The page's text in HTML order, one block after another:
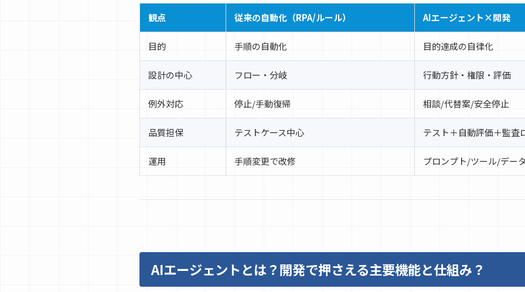
観点 従来の自動化（RPA/ルール） AIエージェント×開発
目的 手順の自動化 目的達成の自律化
設計の中心 フロー・分岐 行動方針・権限・評価
例外対応 停止/手動復帰 相談/代替案/安全停止
品質担保 テストケース中心 テスト＋自動評価＋監査
運用 手順変更で改修 プロンプト/ツール/デー
AIエージェントとは？開発で押さえる主要機能と仕組み？